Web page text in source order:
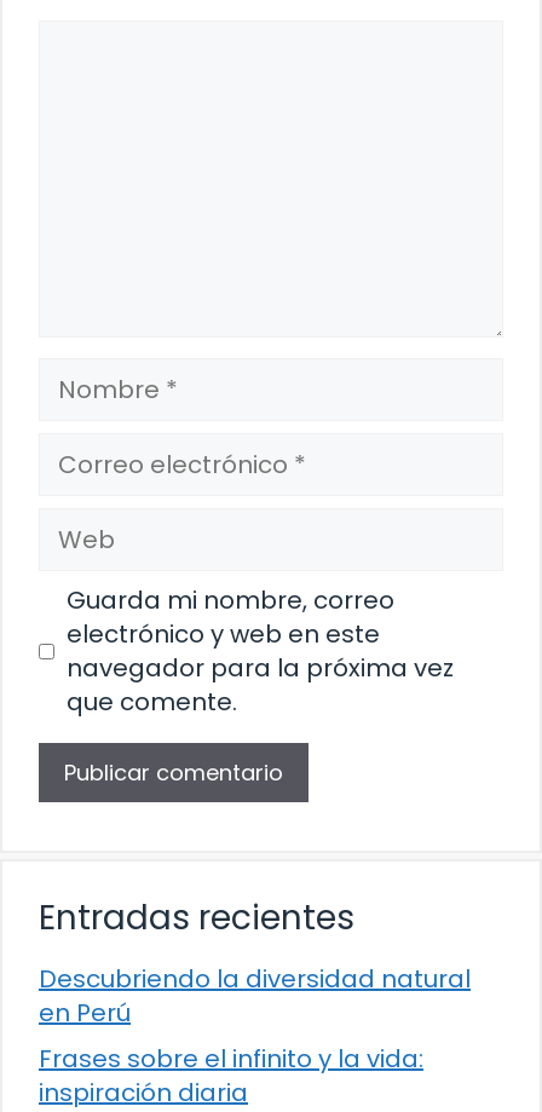
Nombre
Correo
electrónico
Web
Guarda mi nombre, correo
electrónico y web en este
navegador para la próxima vez
que comente.
Entradas recientes
Descubriendo la diversidad natural
en Perú
Frases sobre el infinito y la vida:
inspiración diaria